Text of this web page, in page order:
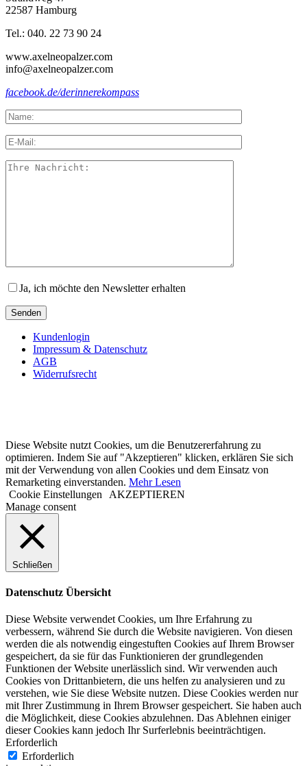
22587 Hamburg
Tel.: 040. 22 73 90 24
www.axelneopalzer.com
info@axelneopalzer.com
facebook.de/derinnerekompass
Ja, ich möchte den Newsletter erhalten
Kundenlogin
Impressum & Datenschutz
AGB
Widerrufsrecht
Diese Website nutzt Cookies, um die Benutzererfahrung zu
optimieren. Indem Sie auf "Akzeptieren" klicken, erklären Sie sich
mit der Verwendung von allen Cookies und dem Einsatz von
Remarketing einverstanden. Mehr Lesen
Cookie Einstellungen
AKZEPTIEREN
Manage consent
Schließen
Datenschutz Übersicht
Diese Website verwendet Cookies, um Ihre Erfahrung zu
verbessern, während Sie durch die Website navigieren. Von diesen
werden die als notwendig eingestuften Cookies auf Ihrem Browser
gespeichert, da sie für das Funktionieren der grundlegenden
Funktionen der Website unerlässlich sind. Wir verwenden auch
Cookies von Drittanbietern, die uns helfen zu analysieren und zu
verstehen, wie Sie diese Website nutzen. Diese Cookies werden nur
mit Ihrer Zustimmung in Ihrem Browser gespeichert. Sie haben auch
die Möglichkeit, diese Cookies abzulehnen. Das Ablehnen einiger
dieser Cookies kann jedoch Ihr Surferlebnis beeinträchtigen.
Erforderlich
Erforderlich